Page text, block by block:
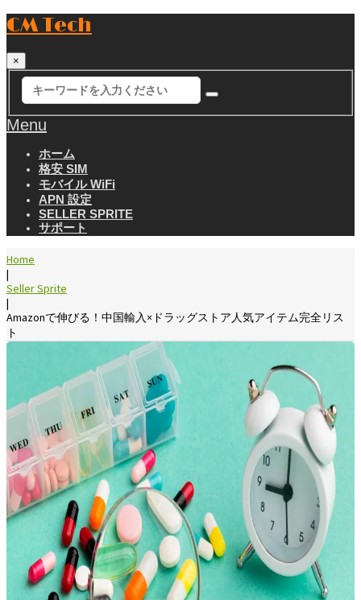
CM Tech
×
Menu
ホーム
格安 SIM
モバイル WiFi
APN 設定
SELLER SPRITE
サポート
Home
|
Seller Sprite
|
Amazonで伸びる！中国輸入×ドラッグストア人気アイテム完全リス
ト